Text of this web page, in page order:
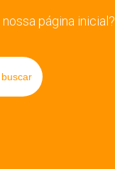
página inicial?